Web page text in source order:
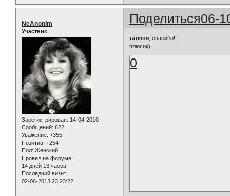
Поделиться06-
NeAnonim
Участник
Зарегистрирован: 14-04-2010
Сообщений: 622
Уважение: +355
Позитив: +254
Пол: Женский
Провел на форуме:
14 дней 13 часов
Последний визит:
02-06-2013 23:23:22
татюня, спасибо!!
плюсик)
0